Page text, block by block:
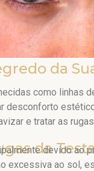
da
como linhas
desconforto
e tratar as
da
devido ao
excessiva ao sol,